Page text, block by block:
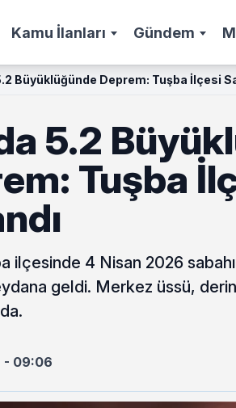
Kamu İlanları Gündem
Büyüklüğünde Deprem: Tuşba İlçesi
5.2
Tuşba
ilçesinde 4 Nisan 2026
geldi. Merkez üssü,
- 09:06